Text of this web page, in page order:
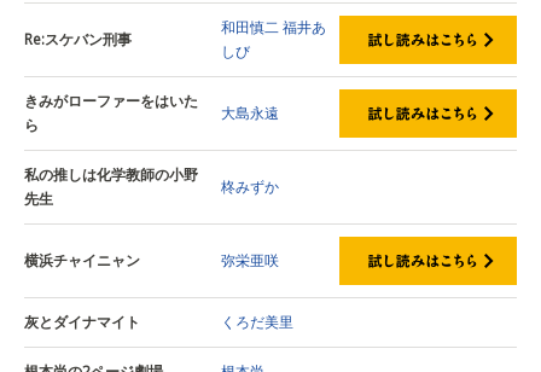
Re:スケバン刑事
和田慎二福井あ
しび
きみがローファーをはいた
ら
大島永遠
私の推しは化学教師の小野
先生
柊みずか
横浜チャイニャン 弥栄亜咲
灰とダイナマイト くろだ美里